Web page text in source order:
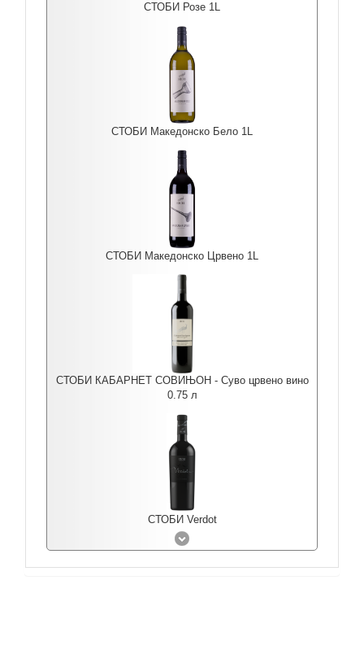
СТОБИ Розе 1L
СТОБИ Македонско Бело 1L
СТОБИ Македонско Црвено 1L
СТОБИ КАБАРНЕТ СОВИЊОН - Суво црвено вино
0.75 л
СТОБИ Verdot